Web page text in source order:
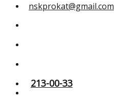
nskprokat@gmail.com
213-00-33